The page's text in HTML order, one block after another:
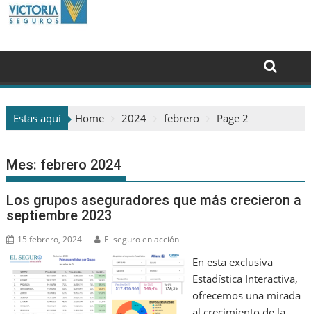
Estas aquí Home 2024 febrero Page 2
Mes: febrero 2024
Los grupos aseguradores que más crecieron a
septiembre 2023
15 febrero, 2024 El seguro en acción
En esta exclusiva
Estadística Interactiva,
ofrecemos una mirada